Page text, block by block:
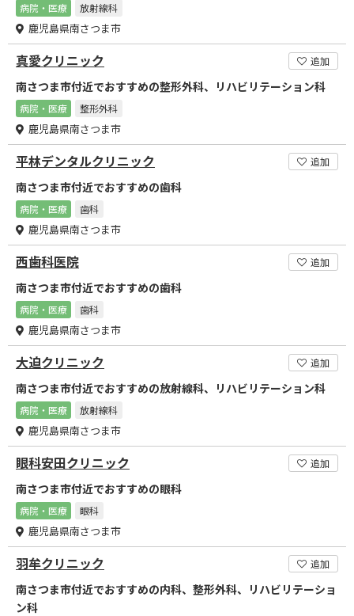
病院・医療 放射線科
鹿児島県南さつま市
真愛クリニック 追加
南さつま市付近でおすすめの整形外科、リハビリテーション科
病院・医療 整形外科
鹿児島県南さつま市
平林デンタルクリニック 追加
南さつま市付近でおすすめの歯科
病院・医療 歯科
鹿児島県南さつま市
西歯科医院 追加
南さつま市付近でおすすめの歯科
病院・医療 歯科
鹿児島県南さつま市
大迫クリニック 追加
南さつま市付近でおすすめの放射線科、リハビリテーション科
病院・医療 放射線科
鹿児島県南さつま市
眼科安田クリニック 追加
南さつま市付近でおすすめの眼科
病院・医療 眼科
鹿児島県南さつま市
羽牟クリニック 追加
南さつま市付近でおすすめの内科、整形外科、リハビリテーショ
ン科